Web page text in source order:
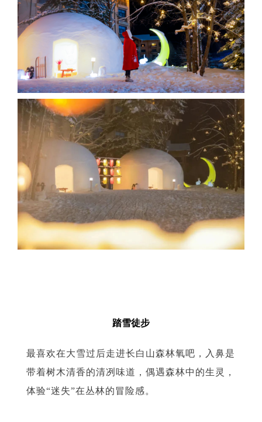
踏雪徒步
最喜欢在大雪过后走进长白山森林氧吧，入鼻是
带着树木清香的清冽味道，偶遇森林中的生灵，
体验“迷失”在丛林的冒险感。